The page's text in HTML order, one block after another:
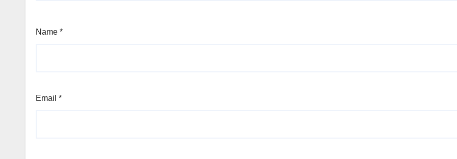
Name *
Email *